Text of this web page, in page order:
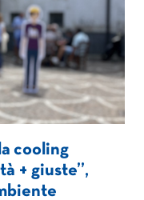
cooling
+ giuste”,